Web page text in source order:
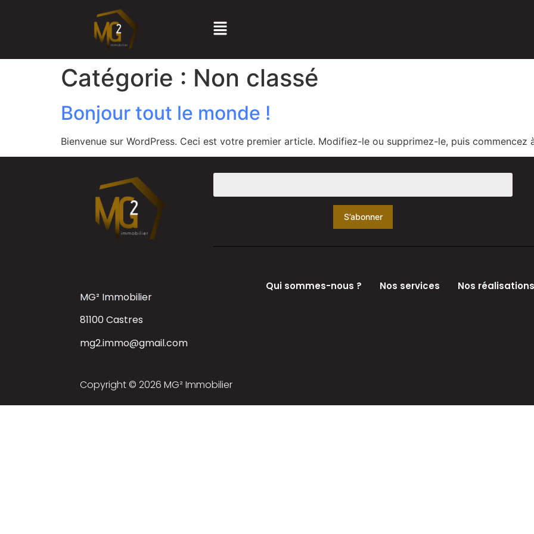
Catégorie : Non classé
Bonjour tout le monde !
Bienvenue sur WordPress. Ceci est votre premier article. Modifiez-le ou supprimez-le, puis commencez
S’abonner
MG² Immobilier
81100 Castres
mg2.immo@gmail.com
Qui sommes-nous ? Nos services Nos
Copyright © 2026 MG² Immobilier